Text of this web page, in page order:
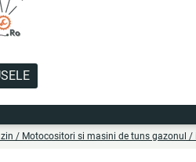
/ Motocositori si masini de tuns gazonul /